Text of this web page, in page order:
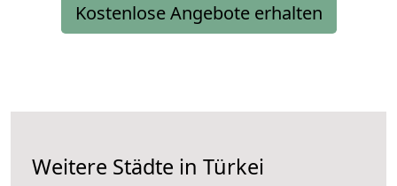
Kostenlose Angebote erhalten
Weitere Städte in Türkei